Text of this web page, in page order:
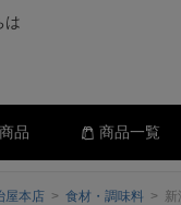
は
品 商品一覧
屋本店 食材・調味料